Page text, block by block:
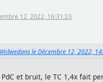
12, 2022, 16:31:23
le Décembre 12, 2022,
et bruit, le TC 1,4x fait